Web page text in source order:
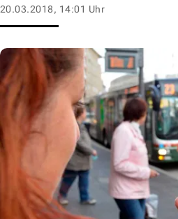
20.03.2018, 14:01 Uhr